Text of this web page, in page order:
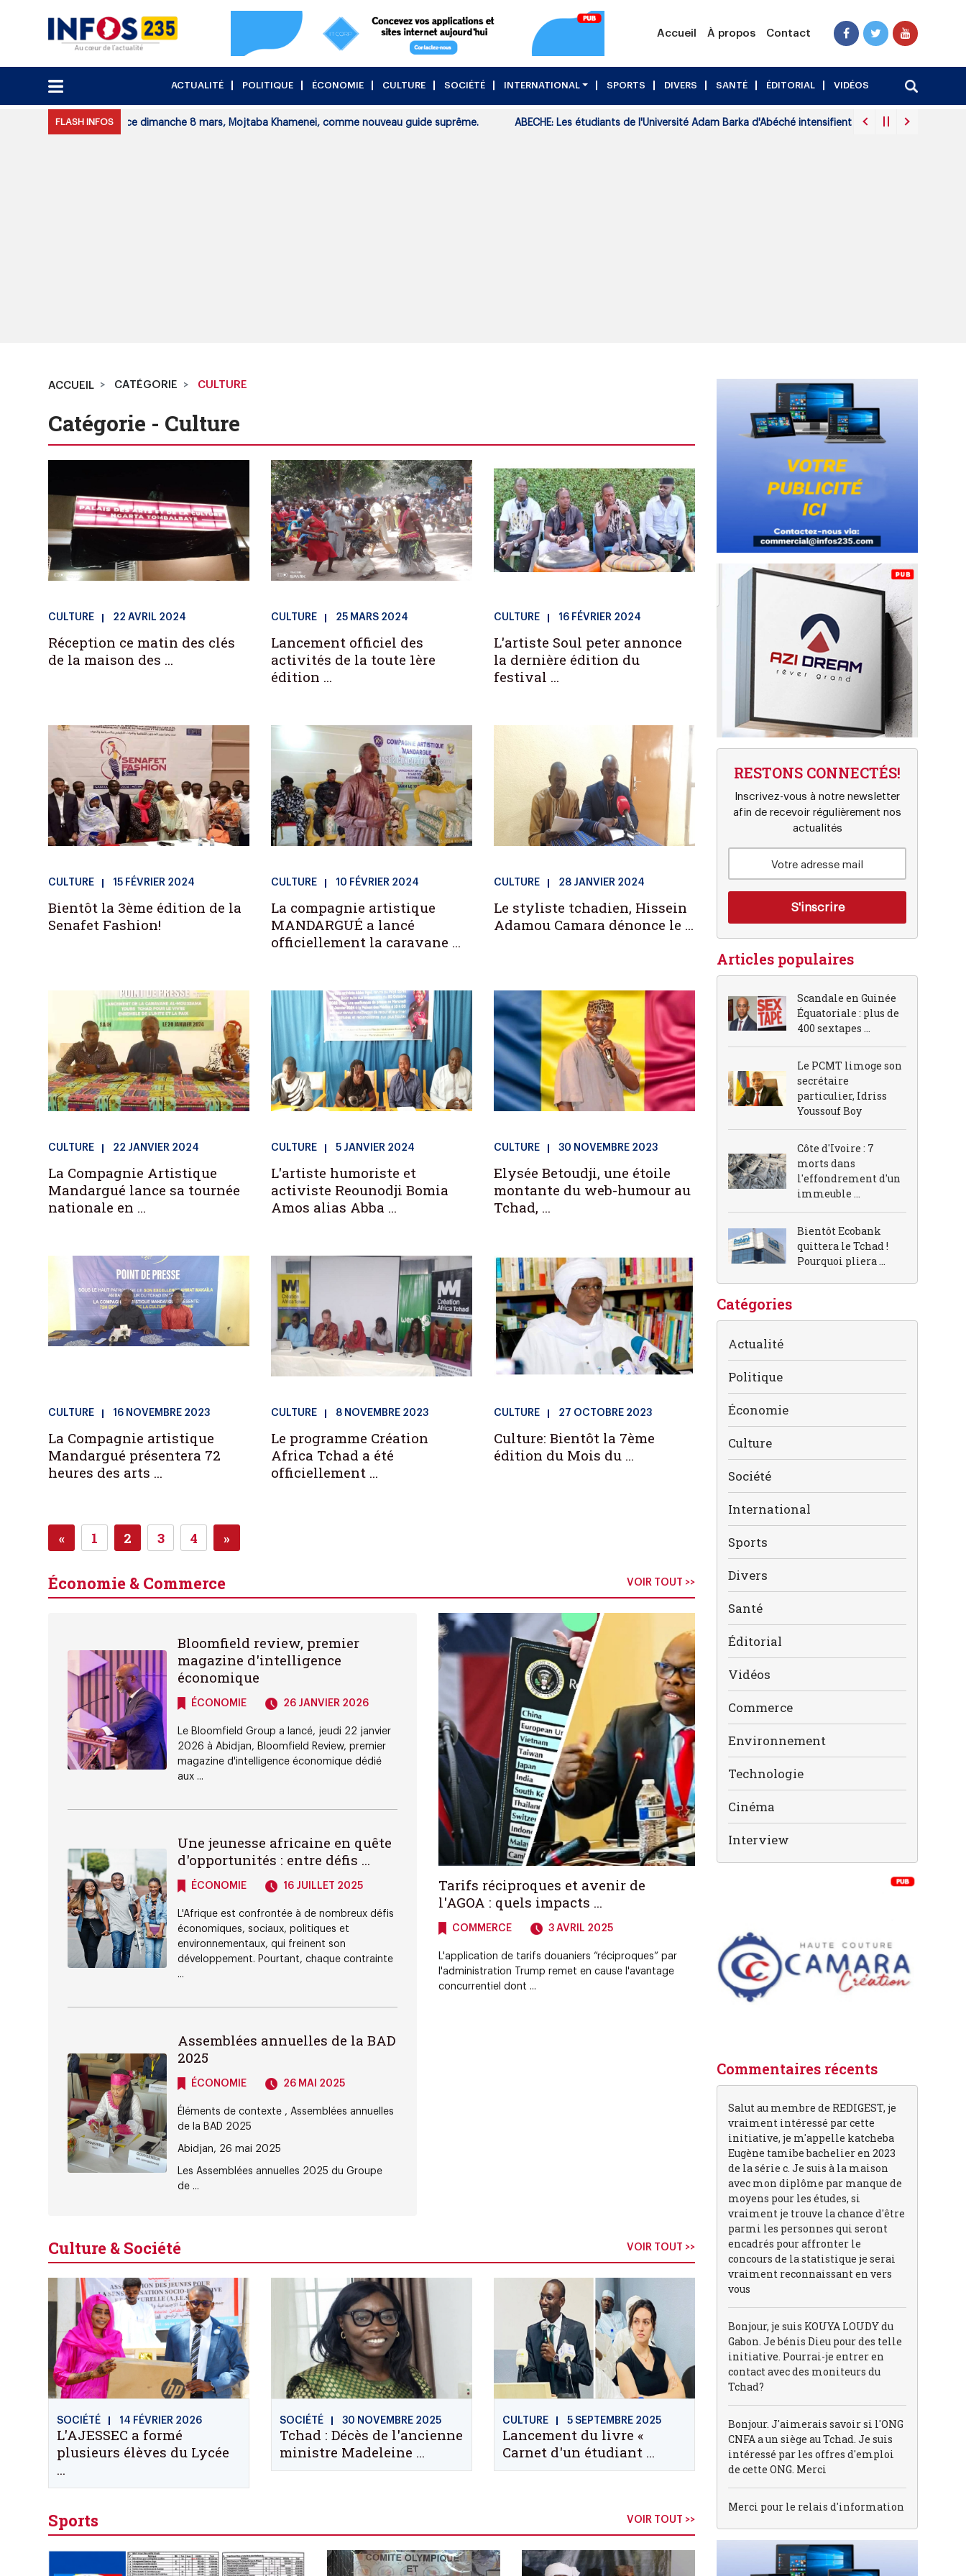
Accueil À propos Contact
ACTUALITÉ POLITIQUE ÉCONOMIE CULTURE SOCIÉTÉ INTERNATIONAL SPORTS DIVERS SANTÉ ÉDITORIAL VIDÉOS
FLASH INFOS
experts a désigné, ce dimanche 8 mars, Mojtaba Khamenei, comme nouveau guide suprême. ABECHE: Les étudiants de l'Université Adam Barka d'Abéché intensifient leur mobilisation face à la
ACCUEIL CATÉGORIE CULTURE
Catégorie - Culture
CULTURE 22 AVRIL 2024
Réception ce matin des clés
de la maison des ...
CULTURE 25 MARS 2024
Lancement officiel des
activités de la toute 1ère
édition ...
CULTURE 16 FÉVRIER 2024
L'artiste Soul peter annonce
la dernière édition du
festival ...
CULTURE 15 FÉVRIER 2024
Bientôt la 3ème édition de la
Senafet Fashion!
CULTURE 10 FÉVRIER 2024
La compagnie artistique
MANDARGUÉ a lancé
officiellement la caravane ...
CULTURE 28 JANVIER 2024
Le styliste tchadien, Hissein
Adamou Camara dénonce le ...
CULTURE 22 JANVIER 2024
La Compagnie Artistique
Mandargué lance sa tournée
nationale en ...
CULTURE 5 JANVIER 2024
L'artiste humoriste et
activiste Reounodji Bomia
Amos alias Abba ...
CULTURE 30 NOVEMBRE 2023
Elysée Betoudji, une étoile
montante du web-humour au
Tchad, ...
CULTURE 16 NOVEMBRE 2023
La Compagnie artistique
Mandargué présentera 72
heures des arts ...
CULTURE 8 NOVEMBRE 2023
Le programme Création
Africa Tchad a été
officiellement ...
CULTURE 27 OCTOBRE 2023
Culture: Bientôt la 7ème
édition du Mois du ...
«Next1 2 3 4 »Next
Économie & Commerce VOIR TOUT >>
Bloomfield review, premier
magazine d'intelligence
économique
ÉCONOMIE 26 JANVIER 2026
Le Bloomfield Group a lancé, jeudi 22 janvier
2026 à Abidjan, Bloomfield Review, premier
magazine d'intelligence économique dédié
aux ...
Une jeunesse africaine en quête
d'opportunités : entre défis ...
ÉCONOMIE 16 JUILLET 2025
L'Afrique est confrontée à de nombreux défis
économiques, sociaux, politiques et
environnementaux, qui freinent son
développement. Pourtant, chaque contrainte
...
Assemblées annuelles de la BAD
2025
ÉCONOMIE 26 MAI 2025
Éléments de contexte , Assemblées annuelles
de la BAD 2025
Abidjan, 26 mai 2025
Les Assemblées annuelles 2025 du Groupe
de ...
Tarifs réciproques et avenir de
l'AGOA : quels impacts ...
COMMERCE 3 AVRIL 2025
L'application de tarifs douaniers “réciproques” par
l'administration Trump remet en cause l'avantage
concurrentiel dont ...
Culture & Société VOIR TOUT >>
SOCIÉTÉ 14 FÉVRIER 2026
L'AJESSEC a formé
plusieurs élèves du Lycée
...
SOCIÉTÉ 30 NOVEMBRE 2025
Tchad : Décès de l'ancienne
ministre Madeleine ...
CULTURE 5 SEPTEMBRE 2025
Lancement du livre «
Carnet d'un étudiant ...
Sports VOIR TOUT >>
RESTONS CONNECTÉS!
Inscrivez-vous à notre newsletter
afin de recevoir régulièrement nos
actualités
Articles populaires
Scandale en Guinée
Équatoriale : plus de
400 sextapes ...
Le PCMT limoge son
secrétaire
particulier, Idriss
Youssouf Boy
Côte d'Ivoire : 7
morts dans
l'effondrement d'un
immeuble ...
Bientôt Ecobank
quittera le Tchad !
Pourquoi pliera ...
Catégories
Actualité
Politique
Économie
Culture
Société
International
Sports
Divers
Santé
Éditorial
Vidéos
Commerce
Environnement
Technologie
Cinéma
Interview
Commentaires récents
Salut au membre de REDIGEST, je
vraiment intéressé par cette
initiative, je m'appelle katcheba
Eugène tamibe bachelier en 2023
de la série c. Je suis à la maison
avec mon diplôme par manque de
moyens pour les études, si
vraiment je trouve la chance d'être
parmi les personnes qui seront
encadrés pour affronter le
concours de la statistique je serai
vraiment reconnaissant en vers
vous
Bonjour, je suis KOUYA LOUDY du
Gabon. Je bénis Dieu pour des telle
initiative. Pourrai-je entrer en
contact avec des moniteurs du
Tchad?
Bonjour. J'aimerais savoir si l'ONG
CNFA a un siège au Tchad. Je suis
intéressé par les offres d'emploi
de cette ONG. Merci
Merci pour le relais d'information